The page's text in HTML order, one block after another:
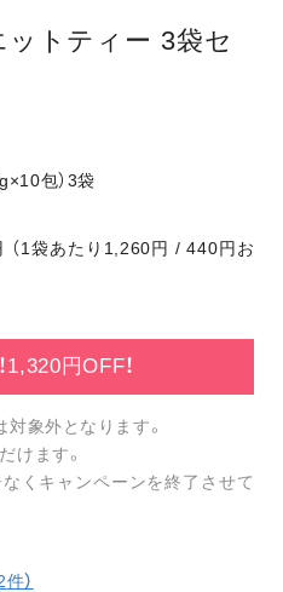
トティー 3袋セ
包）3袋
（1袋あたり1,260円 / 440円お
円OFF！
象外となります。
けます。
くキャンペーンを終了させて
件）